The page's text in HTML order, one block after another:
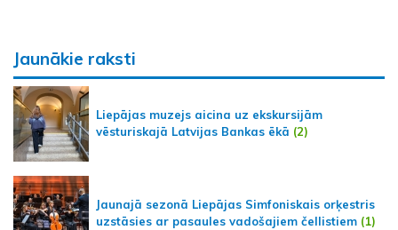
Jaunākie raksti
Liepājas muzejs aicina uz ekskursijām
vēsturiskajā Latvijas Bankas ēkā (2)
Jaunajā sezonā Liepājas Simfoniskais orķestris
uzstāsies ar pasaules vadošajiem čellistiem (1)